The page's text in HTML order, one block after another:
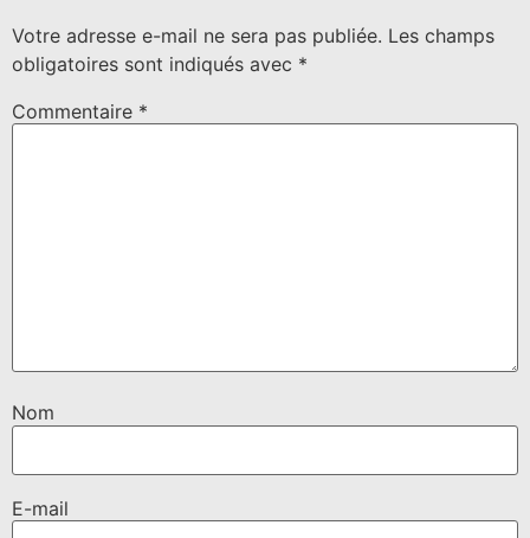
Votre adresse e-mail ne sera pas publiée. Les champs
obligatoires sont indiqués avec *
Commentaire *
Nom
E-mail